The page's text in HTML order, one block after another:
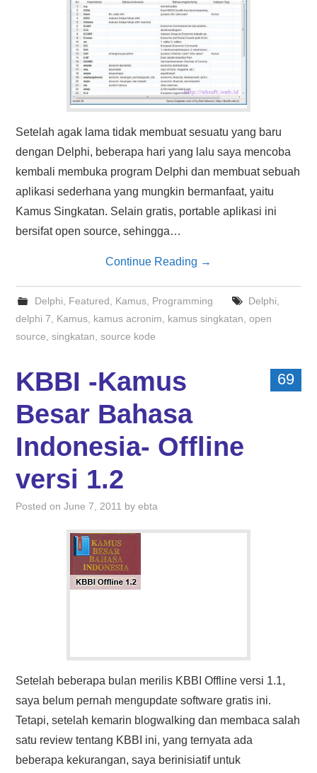
Setelah agak lama tidak membuat sesuatu yang baru
dengan Delphi, beberapa hari yang lalu saya mencoba
kembali membuka program Delphi dan membuat sebuah
aplikasi sederhana yang mungkin bermanfaat, yaitu
Kamus Singkatan. Selain gratis, portable aplikasi ini
bersifat open source, sehingga…
Continue Reading →
Delphi Featured Kamus, Programming Delphi
delphi 7
Kamus kamus acronim kamus singkatan ,open
source ,singkatan ,source kode
69
KBBI -Kamus
Besar Bahasa
Indonesia- Offline
versi 1.2
Posted onJune 7, 2011 byebta
Setelah beberapa bulan merilis KBBI Offline versi 1.1,
saya belum pernah mengupdate software gratis ini.
Tetapi, setelah kemarin blogwalking dan membaca salah
satu review tentang KBBI ini, yang ternyata ada
beberapa kekurangan, saya berinisiatif untuk